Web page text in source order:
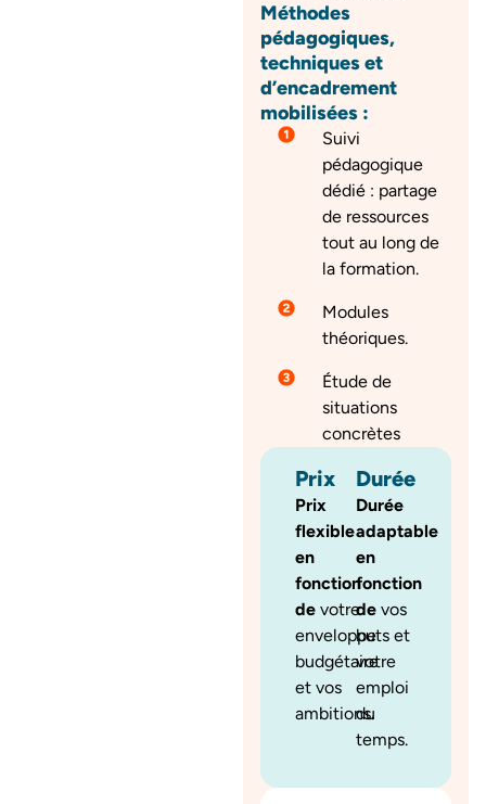
Méthodes
pédagogiques,
techniques et
d’encadrement
mobilisées :
Suivi
pédagogique
dédié : partage
de ressources
tout au long de
la formation.
Modules
théoriques.
Étude de
situations
concrètes
Prix
Prix
flexible
en
fonction
de votre
enveloppe
budgétaire
et vos
ambitions.
Durée
Durée
adaptable
en
fonction
de vos
buts et
votre
emploi
du
temps.